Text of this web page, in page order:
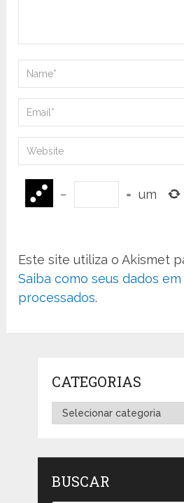
− = um
Este site utiliza o Akismet
Saiba como seus dados
processados.
CATEGORIAS
Categorias
BUSCAR